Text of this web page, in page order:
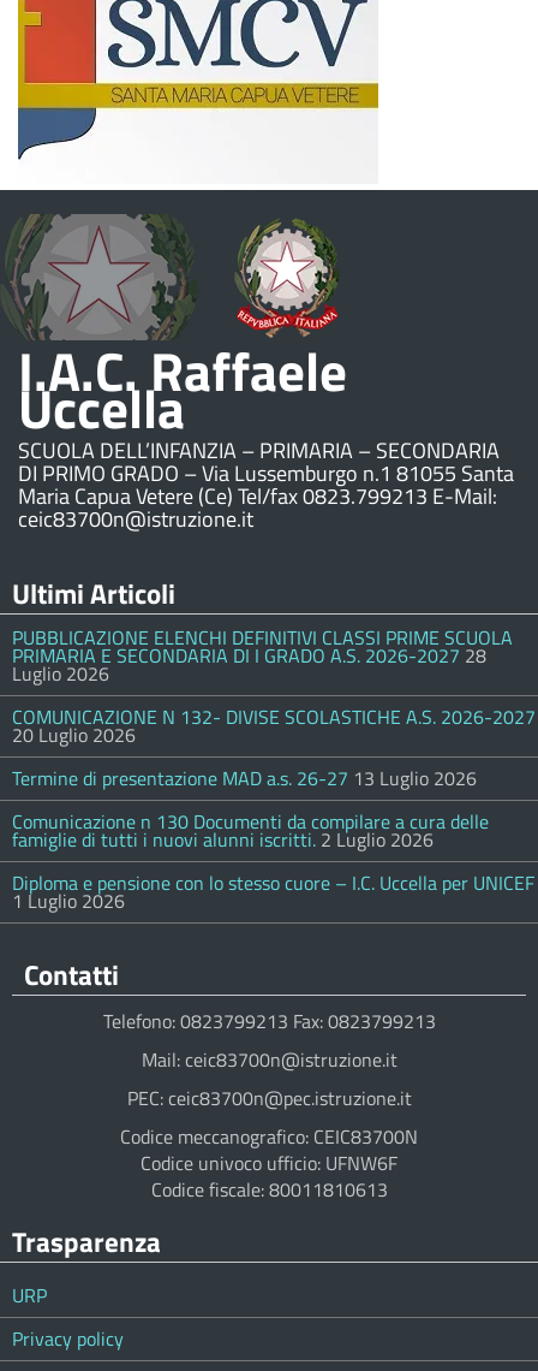
I.A.C. Raffaele
Uccella
SCUOLA DELL’INFANZIA – PRIMARIA – SECONDARIA
DI PRIMO GRADO – Via Lussemburgo n.1 81055 Santa
Maria Capua Vetere (Ce) Tel/fax 0823.799213 E-Mail:
ceic83700n@istruzione.it
Ultimi Articoli
PUBBLICAZIONE ELENCHI DEFINITIVI CLASSI PRIME SCUOLA
PRIMARIA E SECONDARIA DI I GRADO A.S. 2026-2027 28
Luglio 2026
COMUNICAZIONE N 132- DIVISE SCOLASTICHE A.S. 2026-2027
20 Luglio 2026
Termine di presentazione MAD a.s. 26-27 13 Luglio 2026
Comunicazione n 130 Documenti da compilare a cura delle
famiglie di tutti i nuovi alunni iscritti. 2 Luglio 2026
Diploma e pensione con lo stesso cuore – I.C. Uccella per UNICEF
1 Luglio 2026
Contatti
Telefono: 0823799213 Fax: 0823799213
Mail: ceic83700n@istruzione.it
PEC: ceic83700n@pec.istruzione.it
Codice meccanografico: CEIC83700N
Codice univoco ufficio: UFNW6F
Codice fiscale: 80011810613
Trasparenza
URP
Privacy policy